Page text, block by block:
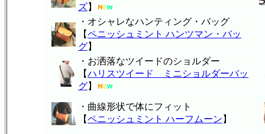
ズ】
・オシャレなハンティング・バッグ
【ペニッシュミント ハンツマン・バッ
グ】
・お洒落なツイードのショルダー
【ハリスツイード ミニショルダーバッ
グ】
・曲線形状で体にフィット
【ペニッシュミント ハーフムーン 】